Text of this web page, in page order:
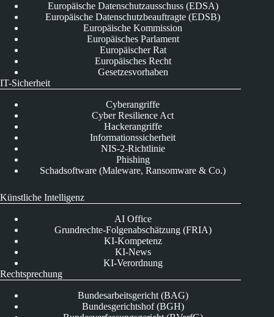
Europäische Datenschutzausschuss (EDSA)
Europäische Datenschutzbeauftragte (EDSB)
Europäische Kommission
Europäisches Parlament
Europäischer Rat
Europäisches Recht
Gesetzesvorhaben
IT-Sicherheit
Cyberangriffe
Cyber Resilience Act
Hackerangriffe
Informationssicherheit
NIS-2-Richtlinie
Phishing
Schadsoftware (Maleware, Ransomware & Co.)
Künstliche Intelligenz
AI Office
Grundrechte-Folgenabschätzung (FRIA)
KI-Kompetenz
KI-News
KI-Verordnung
Rechtsprechung
Bundesarbeitsgericht (BAG)
Bundesgerichtshof (BGH)